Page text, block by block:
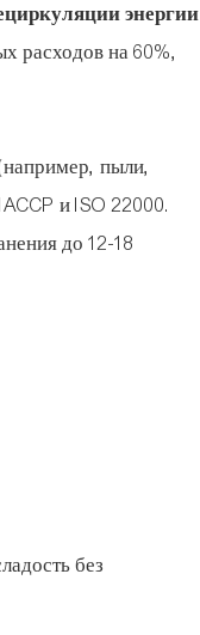
энергии
расходов на 60%,
пыли,
и ISO 22000.
до 12-18
без